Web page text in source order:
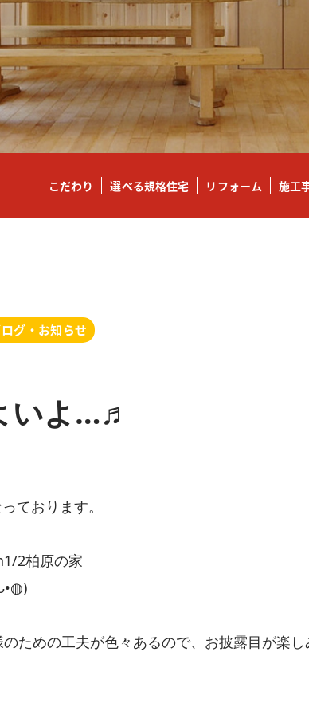
こだわり 選べる規格住宅 リフォーム 施工
グ・お知らせ
いよ…♬
ております。
2柏原の家
のための工夫が色々あるので、お披露目が楽